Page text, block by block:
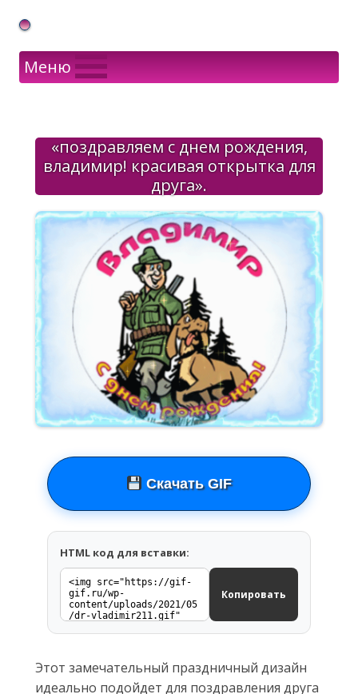
Gif Открытки в подарок
Меню
«поздравляем с днем рождения,
владимир! красивая открытка для
друга».
Скачать GIF
HTML код для вставки:
Копировать
Этот замечательный праздничный дизайн
идеально подойдет для поздравления друга